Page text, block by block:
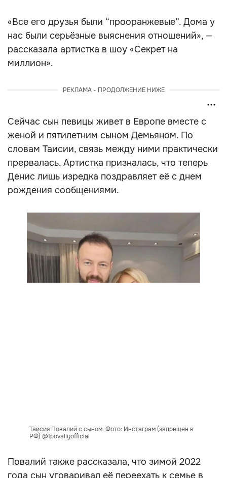
«Все его друзья были “прооранжевые”. Дома у
нас были серьёзные выяснения отношений», —
рассказала артистка в шоу «Секрет на
миллион».
РЕКЛАМА - ПРОДОЛЖЕНИЕ НИЖЕ
Сейчас сын певицы живет в Европе вместе с
женой и пятилетним сыном Демьяном. По
словам Таисии, связь между ними практически
прервалась. Артистка призналась, что теперь
Денис лишь изредка поздравляет её с днем
рождения сообщениями.
Таисия Повалий с сыном. Фото: Инстаграм (запрещен в
РФ) @tpovaliyofficial
Повалий также рассказала, что зимой 2022
года сын уговаривал её переехать к семье в